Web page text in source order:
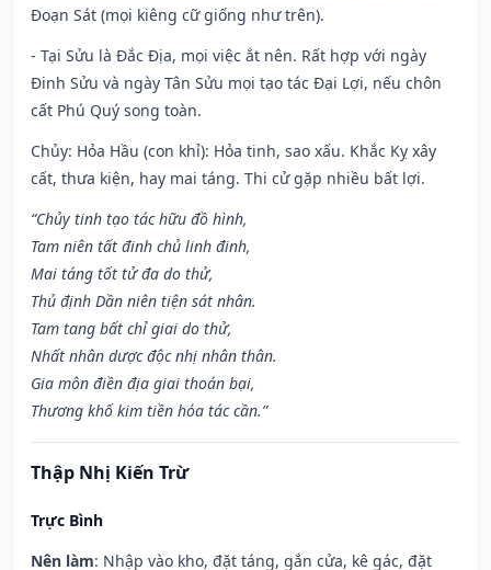
Đoạn Sát (mọi kiêng cữ giống như trên).
- Tại Sửu là Đắc Địa, mọi việc ắt nên. Rất hợp với ngày
Đinh Sửu và ngày Tân Sửu mọi tạo tác Đại Lợi, nếu chôn
cất Phú Quý song toàn.
Chủy: Hỏa Hầu (con khỉ): Hỏa tinh, sao xấu. Khắc Kỵ xây
cất, thưa kiện, hay mai táng. Thi cử gặp nhiều bất lợi.
“Chủy tinh tạo tác hữu đồ hình,
Tam niên tất đinh chủ linh đinh,
Mai táng tốt tử đa do thử,
Thủ định Dần niên tiện sát nhân.
Tam tang bất chỉ giai do thử,
Nhất nhân dược độc nhị nhân thân.
Gia môn điền địa giai thoán bại,
Thương khố kim tiền hóa tác cần.”
Thập Nhị Kiến Trừ
Trực Bình
Nên làm: Nhập vào kho, đặt táng, gắn cửa, kê gác, đặt